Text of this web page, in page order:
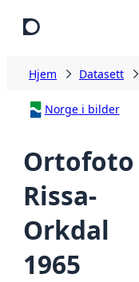
Hjem Datasett
Norge i bilder
Ortofoto
Rissa-
Orkdal
1965